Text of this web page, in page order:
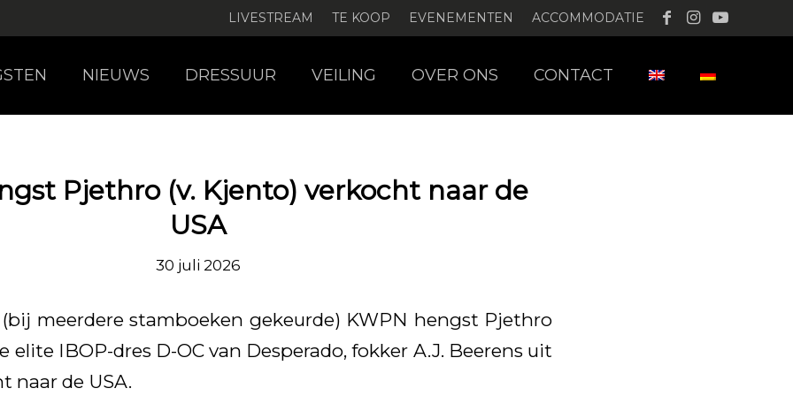
LIVESTREAM TE KOOP EVENEMENTEN ACCOMMODATIE
NIEUWS DRESSUUR VEILING OVER ONS CONTACT
Pjethro (v. Kjento) verkocht naar de
USA
30 juli 2026
meerdere stamboeken gekeurde) KWPN hengst Pjethro
elite IBOP-dres D-OC van Desperado, fokker A.J. Beerens uit
naar de USA.